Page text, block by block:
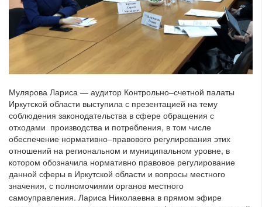
Мулярова Лариса — аудитор Контрольно–счетной палаты
Иркутской области выступила с презентацией на тему
соблюдения законодательства в сфере обращения с
отходами производства и потребления, в том числе
обеспечение нормативно–правового регулирования этих
отношений на региональном и муниципальном уровне, в
котором обозначила нормативно правовое регулирование
данной сферы в Иркутской области и вопросы местного
значения, с полномочиями органов местного
самоуправления. Лариса Николаевна в прямом эфире